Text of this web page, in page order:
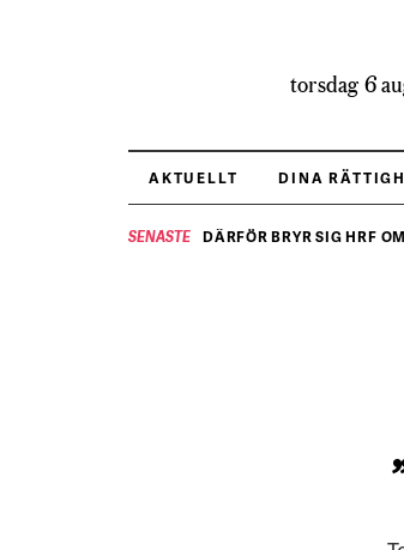
torsdag 6
AKTUELLT DINA
SENASTE DÄRFÖR BRYR SIG HRF